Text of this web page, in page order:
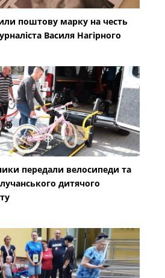
поштову марку на честь
Василя Нагірного
передали велосипеди та
дитячого